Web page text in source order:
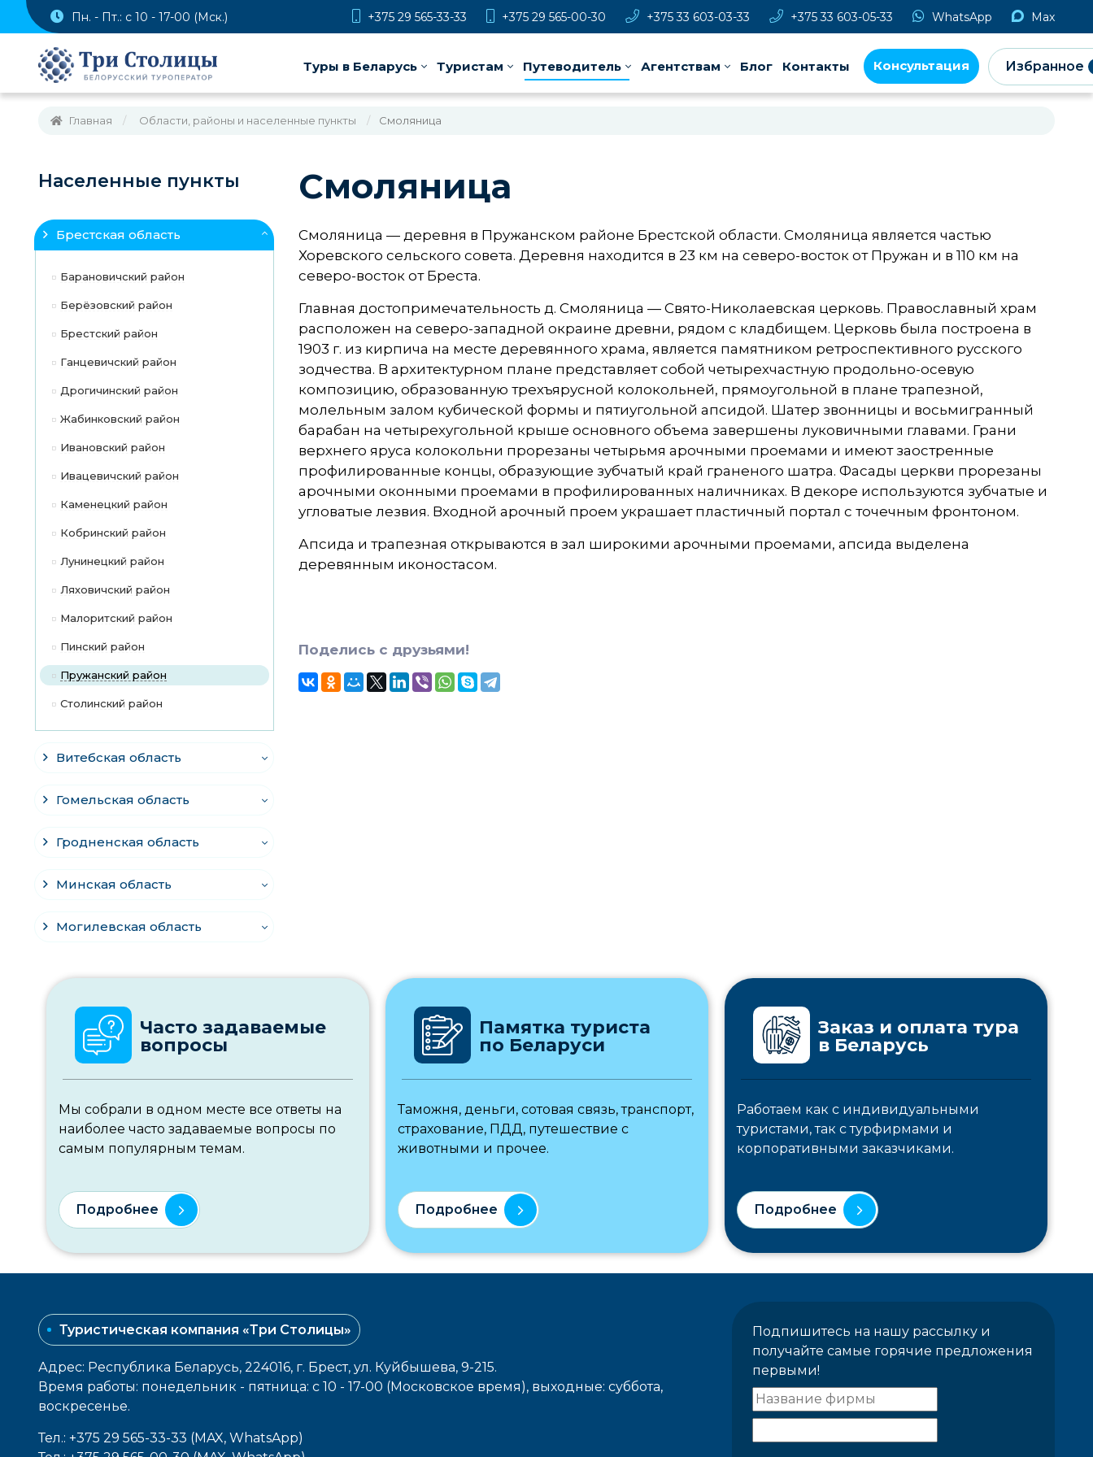
Пн. - Пт.: с 10 - 17-00 (Мск.) +375 29 565-33-33 +375 29 565-00-30 +375 33 603-03-33 +375 33 603-05-33 WhatsApp Max
Туры в Беларусь Туристам Путеводитель Агентствам Блог Контакты Консультация Избранное
Главная Области, районы и населенные пункты Смоляница
Населенные пункты
Брестская область
Барановичский район
Берёзовский район
Брестский район
Ганцевичский район
Дрогичинский район
Жабинковский район
Ивановский район
Ивацевичский район
Каменецкий район
Кобринский район
Лунинецкий район
Ляховичский район
Малоритский район
Пинский район
Пружанский район
Столинский район
Витебская область
Гомельская область
Гродненская область
Минская область
Могилевская область
Смоляница
Смоляница — деревня в Пружанском районе Брестской области. Смоляница является частью
Хоревского сельского совета. Деревня находится в 23 км на северо-восток от Пружан и в 110 км на
северо-восток от Бреста.
Главная достопримечательность д. Смоляница — Свято-Николаевская церковь. Православный храм
расположен на северо-западной окраине древни, рядом с кладбищем. Церковь была построена в
1903 г. из кирпича на месте деревянного храма, является памятником ретроспективного русского
зодчества. В архитектурном плане представляет собой четырехчастную продольно-осевую
композицию, образованную трехъярусной колокольней, прямоугольной в плане трапезной,
молельным залом кубической формы и пятиугольной апсидой. Шатер звонницы и восьмигранный
барабан на четырехугольной крыше основного объема завершены луковичными главами. Грани
верхнего яруса колокольни прорезаны четырьмя арочными проемами и имеют заостренные
профилированные концы, образующие зубчатый край граненого шатра. Фасады церкви прорезаны
арочными оконными проемами в профилированных наличниках. В декоре используются зубчатые и
угловатые лезвия. Входной арочный проем украшает пластичный портал с точечным фронтоном.
Апсида и трапезная открываются в зал широкими арочными проемами, апсида выделена
деревянным иконостасом.
Поделись с друзьями!
Часто задаваемые
вопросы
Мы собрали в одном месте все ответы на
наиболее часто задаваемые вопросы по
самым популярным темам.
Подробнее
Памятка туриста
по Беларуси
Таможня, деньги, сотовая связь, транспорт,
страхование, ПДД, путешествие с
животными и прочее.
Подробнее
Заказ и оплата тура
в Беларусь
Работаем как с индивидуальными
туристами, так с турфирмами и
корпоративными заказчиками.
Подробнее
Туристическая компания «Три Столицы»
Адрес: Республика Беларусь, 224016, г. Брест, ул. Куйбышева, 9-215.
Время работы: понедельник - пятница: с 10 - 17-00 (Московское время), выходные: cуббота,
воcкресенье.
Тел.: +375 29 565-33-33 (MAX, WhatsApp)
Подпишитесь на нашу рассылку и
получайте самые горячие предложения
первыми!